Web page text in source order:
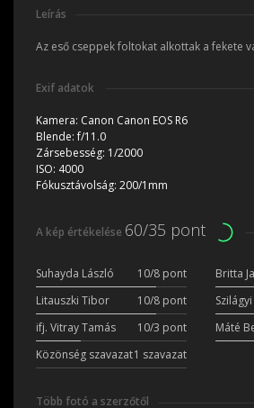
Leírás
Az eső cseppek foltokat alkottak a fekete
Exif adatok
Kamera: Canon Canon EOS R6
Blende:f/11.0
Zársebesség: 1/2000
ISO: 4000
Fókusztávolság: 200/1mm
A kép értékelése 60/35 pont
Suhayda László 10/8 pont Britta
Litauszki Tibor
10/8 pont
ifj. Vitray Tamás
10/3 pont Máté
Közönség szavazat1 szavazat
Több fotó a szerzőtől